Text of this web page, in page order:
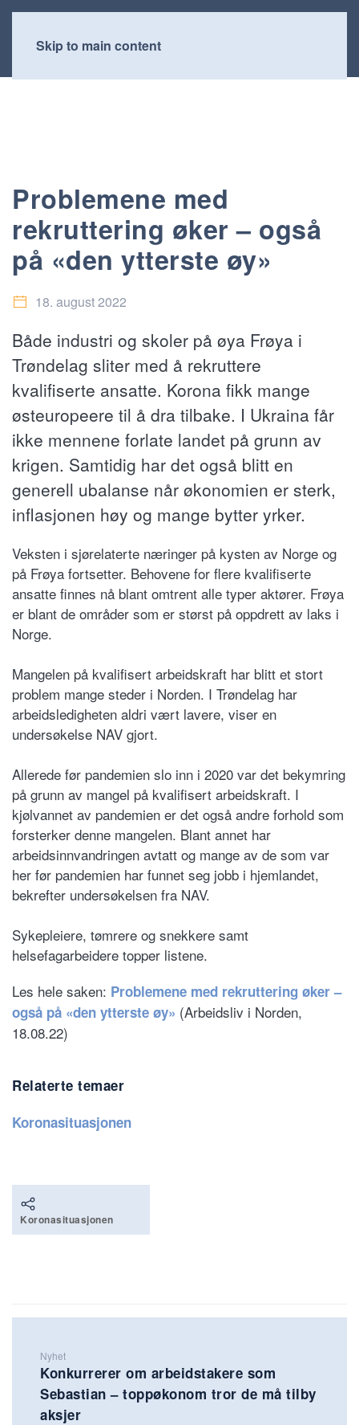
Skip to main content
Problemene med
rekruttering øker – også
på «den ytterste øy»
18. august 2022
Både industri og skoler på øya Frøya i
Trøndelag sliter med å rekruttere
kvalifiserte ansatte. Korona fikk mange
østeuropeere til å dra tilbake. I Ukraina får
ikke mennene forlate landet på grunn av
krigen. Samtidig har det også blitt en
generell ubalanse når økonomien er sterk,
inflasjonen høy og mange bytter yrker.
Veksten i sjørelaterte næringer på kysten av Norge og
på Frøya fortsetter. Behovene for flere kvalifiserte
ansatte finnes nå blant omtrent alle typer aktører. Frøya
er blant de områder som er størst på oppdrett av laks i
Norge.
Mangelen på kvalifisert arbeidskraft har blitt et stort
problem mange steder i Norden. I Trøndelag har
arbeidsledigheten aldri vært lavere, viser en
undersøkelse NAV gjort.
Allerede før pandemien slo inn i 2020 var det bekymring
på grunn av mangel på kvalifisert arbeidskraft. I
kjølvannet av pandemien er det også andre forhold som
forsterker denne mangelen. Blant annet har
arbeidsinnvandringen avtatt og mange av de som var
her før pandemien har funnet seg jobb i hjemlandet,
bekrefter undersøkelsen fra NAV.
Sykepleiere, tømrere og snekkere samt
helsefagarbeidere topper listene.
Les hele saken: Problemene med rekruttering øker –
også på «den ytterste øy» (Arbeidsliv i Norden,
18.08.22)
Relaterte temaer
Koronasituasjonen
Koronasituasjonen
Nyhet
Konkurrerer om arbeidstakere som
Sebastian – toppøkonom tror de må tilby
aksjer